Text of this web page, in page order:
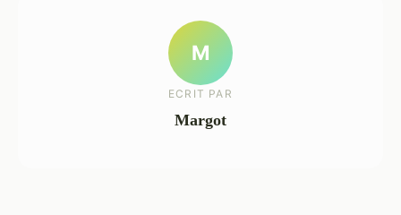
M
ECRIT PAR
Margot